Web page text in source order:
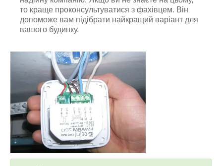
то краще проконсультуватися з фахівцем. Він
допоможе вам підібрати найкращий варіант для
вашого будинку.